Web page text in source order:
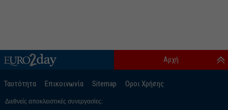
Ταυτότητα Επικοινωνία Sitemap Οροι Χρήσης
Αρχή
Διεθνείς αποκλειστικές συνεργασίες: